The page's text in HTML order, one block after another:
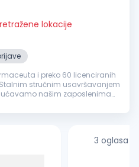
lokacije
i preko 60 licenciranih
stručnim usavršavanjem
našim zaposlenima
3 oglasa